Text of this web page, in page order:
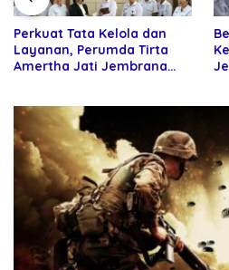
Perkuat Tata Kelola dan
Layanan, Perumda Tirta
Amertha Jati Jembrana